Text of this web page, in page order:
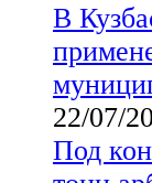
В
22/07/
Под